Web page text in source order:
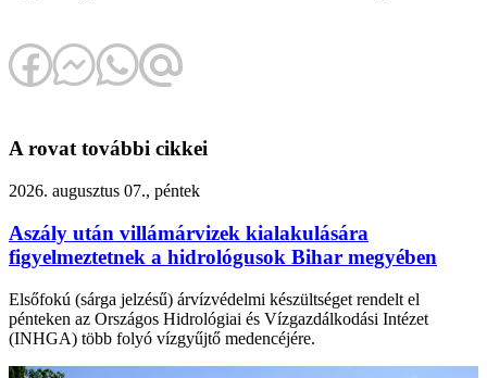
A rovat további cikkei
2026. augusztus 07., péntek
Aszály után villámárvizek kialakulására
figyelmeztetnek a hidrológusok Bihar megyében
Elsőfokú (sárga jelzésű) árvízvédelmi készültséget rendelt el
pénteken az Országos Hidrológiai és Vízgazdálkodási Intézet
(INHGA) több folyó vízgyűjtő medencéjére.